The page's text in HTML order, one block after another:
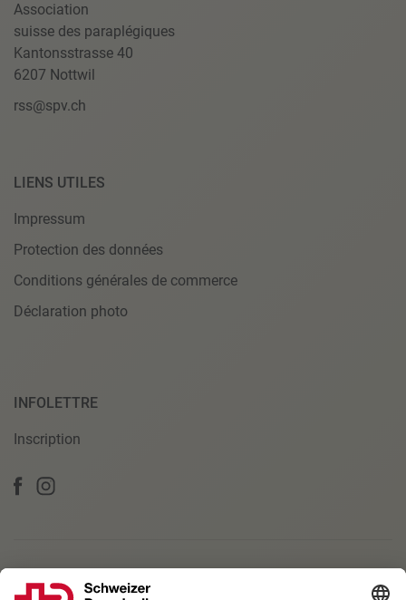
Association
suisse des paraplégiques
Kantonsstrasse 40
6207 Nottwil
rss@spv.ch
LIENS UTILES
Impressum
Protection des données
Conditions générales de commerce
Déclaration photo
INFOLETTRE
Inscription